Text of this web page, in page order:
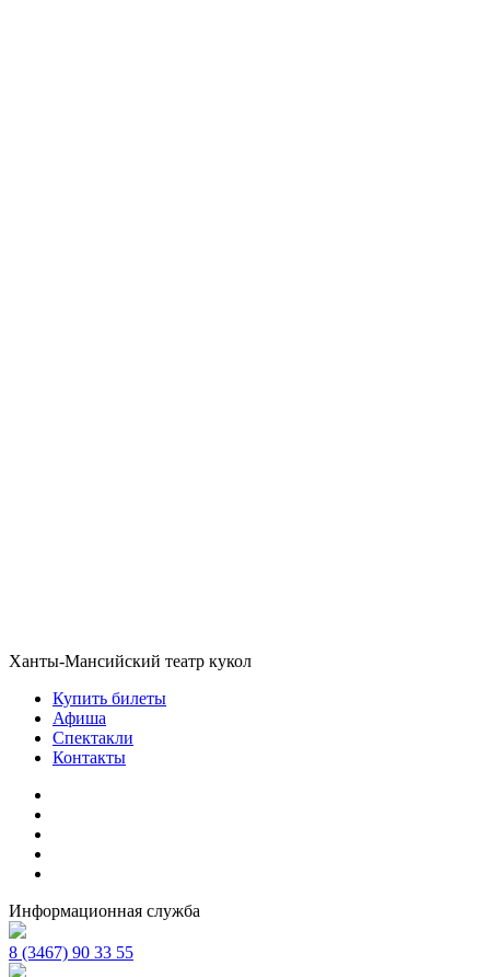
Ханты-Мансийский театр кукол
Купить билеты
Афиша
Спектакли
Контакты
Информационная служба
8 (3467) 90 33 55